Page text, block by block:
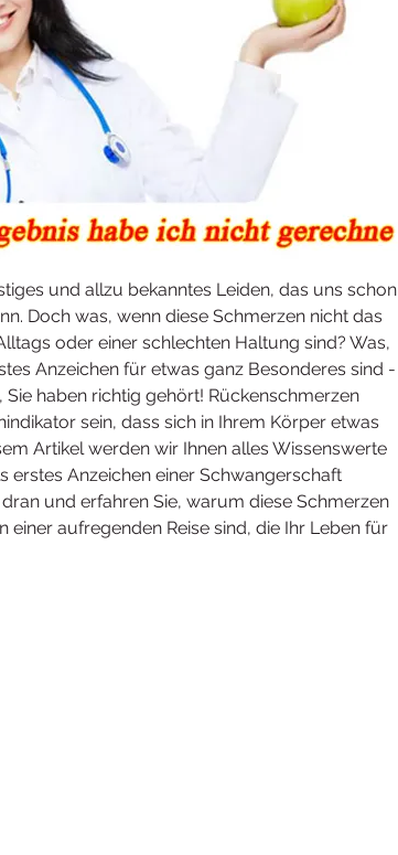
und allzu bekanntes Leiden, das uns schon
Doch was, wenn diese Schmerzen nicht das
oder einer schlechten Haltung sind? Was,
Anzeichen für etwas ganz Besonderes sind -
Sie haben richtig gehört! Rückenschmerzen
sein, dass sich in Ihrem Körper etwas
Artikel werden wir Ihnen alles Wissenswerte
erstes Anzeichen einer Schwangerschaft
und erfahren Sie, warum diese Schmerzen
einer aufregenden Reise sind, die Ihr Leben für